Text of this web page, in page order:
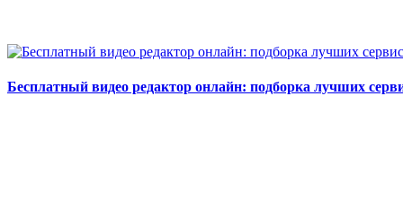
Бесплатный видео редактор онлайн: подборка лучших